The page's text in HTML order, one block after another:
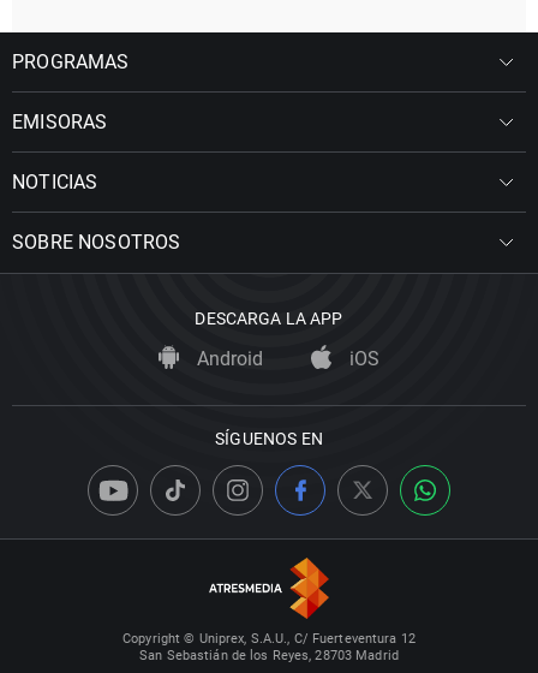
PROGRAMAS
EMISORAS
NOTICIAS
SOBRE NOSOTROS
DESCARGA LA APP
Android iOS
SÍGUENOS EN
Copyright © Uniprex, S.A.U., C/ Fuerteventura 12
San Sebastián de los Reyes, 28703 Madrid